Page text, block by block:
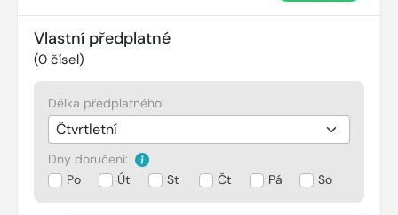
Vlastní předplatné
(0 čísel)
Délka předplatného:
Dny doručení:
Po
Út St Čt Pá So